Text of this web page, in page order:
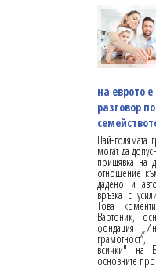
на еврото
разговор
Най-голямата
могат да
прищявка на
отношение
дадено и
връзка с
Това
Вартоник,
фондация
всички" на
основните